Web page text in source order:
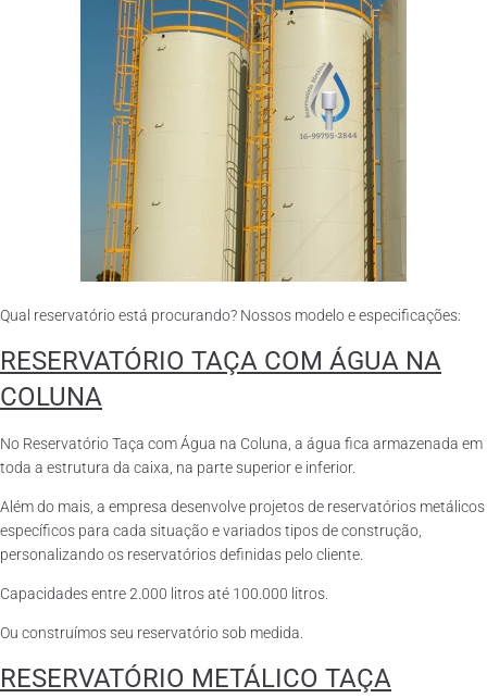
Qual reservatório está procurando? Nossos modelo e especificações:
RESERVATÓRIO TAÇA COM ÁGUA NA
COLUNA
No Reservatório Taça com Água na Coluna, a água fica armazenada em
toda a estrutura da caixa, na parte superior e inferior.
Além do mais, a empresa desenvolve projetos de reservatórios metálicos
específicos para cada situação e variados tipos de construção,
personalizando os reservatórios definidas pelo cliente.
Capacidades entre 2.000 litros até 100.000 litros.
Ou construímos seu reservatório sob medida.
RESERVATÓRIO METÁLICO TAÇA